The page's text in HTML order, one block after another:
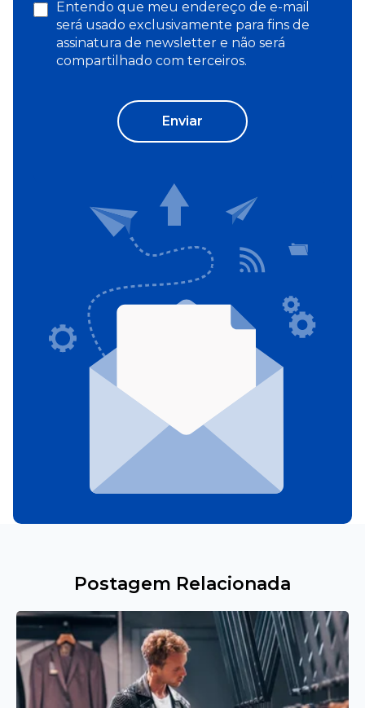
Entendo que meu endereço de e-mail
será usado exclusivamente para fins de
assinatura de newsletter e não será
compartilhado com terceiros.
Postagem Relacionada